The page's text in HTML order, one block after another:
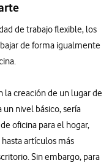
de trabajo flexible, los
de forma igualmente
la creación de un lugar de
nivel básico, sería
oficina para el hogar,
artículos más
Sin embargo, para